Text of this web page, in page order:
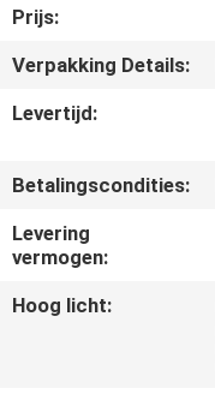
NEEM
CONTACT
MET
OP
NIEUWS
Prijs:
Verpakking Details:
Levertijd:
Betalingscondities:
Levering
vermogen:
Hoog licht: